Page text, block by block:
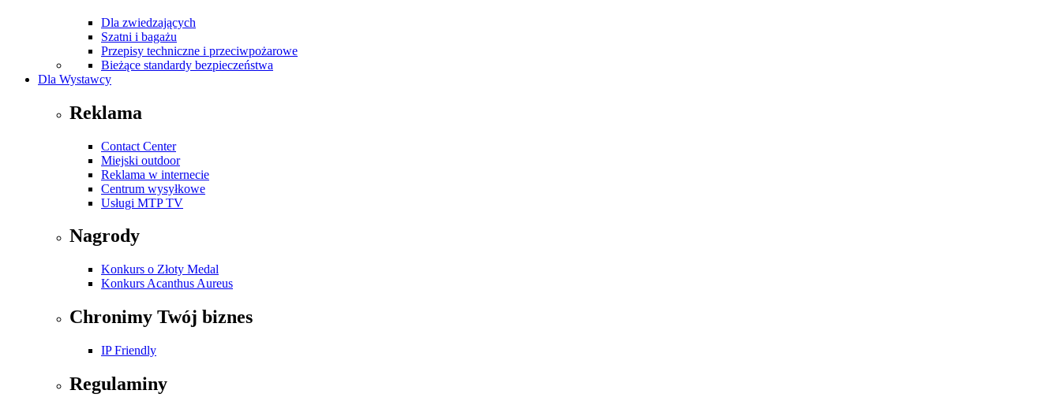
Dla zwiedzających
Szatni i bagażu
Przepisy techniczne i przeciwpożarowe
Bieżące standardy bezpieczeństwa
Dla Wystawcy
Reklama
Contact Center
Miejski outdoor
Reklama w internecie
Centrum wysyłkowe
Usługi MTP TV
Nagrody
Konkurs o Złoty Medal
Konkurs Acanthus Aureus
Chronimy Twój biznes
IP Friendly
Regulaminy